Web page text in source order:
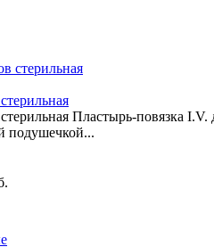
Пластырь-повязка
подушечкой...